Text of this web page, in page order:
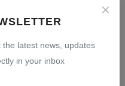
latest news, updates
in your inbox